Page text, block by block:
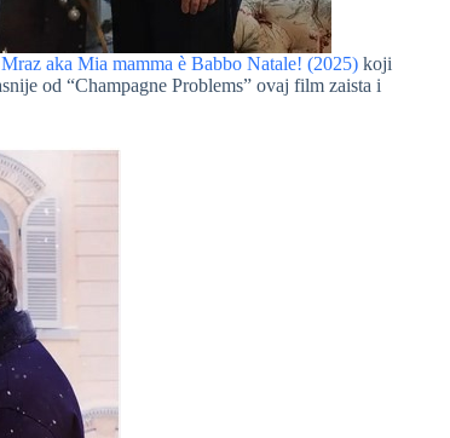
aka Mia mamma è Babbo Natale! (2025) koji
od “Champagne Problems” ovaj film zaista i